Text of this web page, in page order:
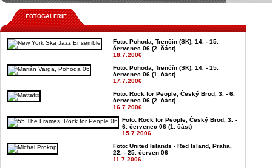
FOTOGALERIE
Foto: Pohoda, Trenčín (SK), 14. - 15.
červenec 06 (2. část)
18.7.2006
Foto: Pohoda, Trenčín (SK), 14. - 15.
červenec 06 (1. část)
17.7.2006
Foto: Rock for People, Český Brod, 3. - 6.
červenec 06 (2. část)
16.7.2006
Foto: Rock for People, Český Brod, 3. -
6. červenec 06 (1. část)
15.7.2006
Foto: United Islands - Red Island, Praha,
22. - 25. červen 06
11.7.2006